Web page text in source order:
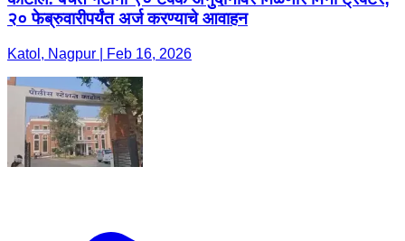
२० फेब्रुवारीपर्यंत अर्ज करण्याचे आवाहन
Katol, Nagpur | Feb 16, 2026